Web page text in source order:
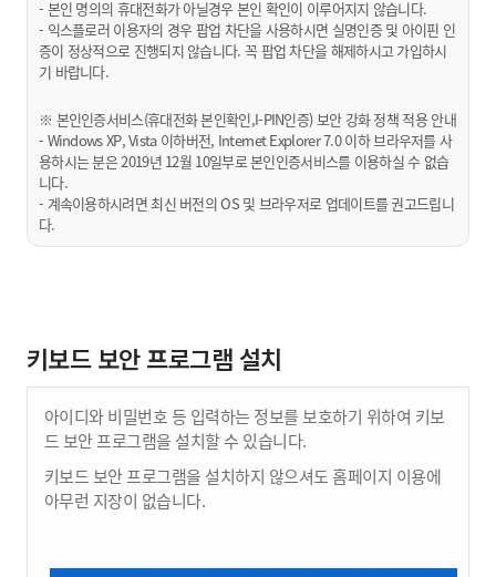
- 본인 명의의 휴대전화가 아닐경우 본인 확인이 이루어지지 않습니다.
- 익스플로러 이용자의 경우 팝업 차단을 사용하시면 실명인증 및 아이핀 인
증이 정상적으로 진행되지 않습니다. 꼭 팝업 차단을 해제하시고 가입하시
기 바랍니다.
※ 본인인증서비스(휴대전화 본인확인,I-PIN인증) 보안 강화 정책 적용 안내
- Windows XP, Vista 이하버전, Internet Explorer 7.0 이하 브라우저를 사
용하시는 분은 2019년 12월 10일부로 본인인증서비스를 이용하실 수 없습
니다.
- 계속이용하시려면 최신 버전의 OS 및 브라우저로 업데이트를 권고드립니
다.
키보드 보안 프로그램 설치
아이디와 비밀번호 등 입력하는 정보를 보호하기 위하여 키보
드 보안 프로그램을 설치할 수 있습니다.
키보드 보안 프로그램을 설치하지 않으셔도 홈페이지 이용에
아무런 지장이 없습니다.